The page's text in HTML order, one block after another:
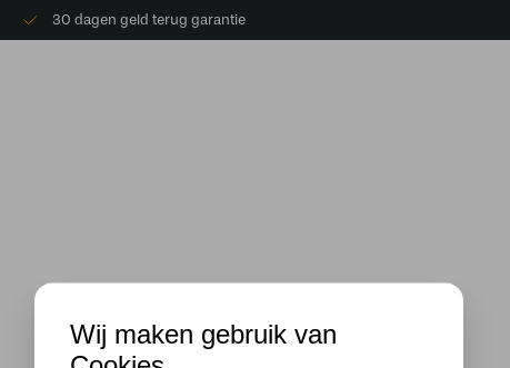
30 dagen geld terug garantie
Wij maken gebruik van